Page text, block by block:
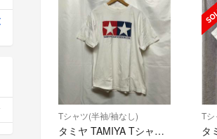
Tシャツ(半袖/袖なし)
タミヤ TAMIYA Tシャツ XL L相当 白 ロゴ プラモデル L1804
Tシ
タ